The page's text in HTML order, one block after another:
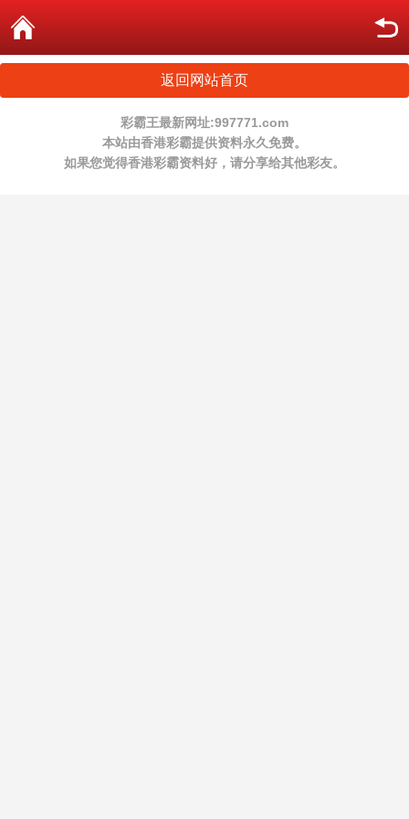
返回网站首页
彩霸王最新网址:997771.com
本站由香港彩霸提供资料永久免费。
如果您觉得香港彩霸资料好，请分享给其他彩友。